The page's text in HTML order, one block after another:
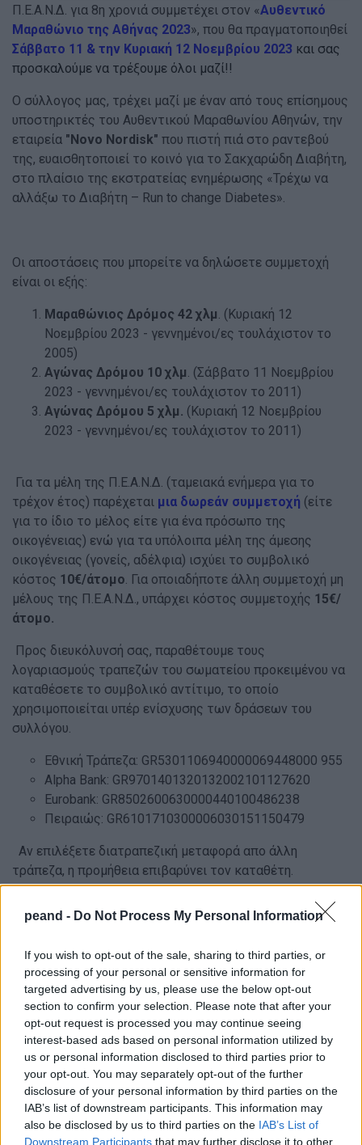
peand - Do Not Process My Personal Information
If you wish to opt-out of the sale, sharing to third parties, or
processing of your personal or sensitive information for
targeted advertising by us, please use the below opt-out
section to confirm your selection. Please note that after your
opt-out request is processed you may continue seeing
interest-based ads based on personal information utilized by
us or personal information disclosed to third parties prior to
your opt-out. You may separately opt-out of the further
disclosure of your personal information by third parties on the
IAB’s list of downstream participants. This information may
also be disclosed by us to third parties on the IAB’s List of
Downstream Participants that may further disclose it to other
Π.Ε.Α.Ν.Δ. για 8η χρονιά συμμετέχει στον «Αυθεντικό
Μαραθώνιο της Αθήνας 2023», που θα πραγματοποιηθεί
Σάββατο 11 & την Κυριακή 12 Νοεμβρίου 2023 και σας
προσκαλούμε να τρέξουμε όλοι μαζί!!
Ο σύλλογος μας, τρέχει μαζί με έναν από τους επίσημους
υποστηρικτές του Αυθεντικού Μαραθωνίου Αθηνών, την
εταιρεία "Novo Nordisk" που πιστή πιά στο ραντεβού
της, ευαισθητοποιεί το κοινό για το Σακχαρώδη Διαβήτη,
στο πλαίσιο της εκστρατείας ενημέρωσης «Τρέχω να
αλλάξω το Διαβήτη – Run to change Diabetes».
Οι αποστάσεις που μπορείτε να δηλώσετε συμμετοχή
είναι οι εξής:
Mαραθώνιος Δρόμος 42 χλμ. (Κυριακή 12
Νοεμβρίου 2023 - γεννημένοι/ες τουλάχιστον το
2005)
Αγώνας Δρόμου 10 χλμ. (Σάββατο 11 Νοεμβρίου
2023 - γεννημένοι/ες τουλάχιστον το 2011)
Αγώνας Δρόμου 5 χλμ. (Κυριακή 12 Νοεμβρίου
2023 - γεννημένοι/ες τουλάχιστον το 2011)
Για τα μέλη της Π.Ε.Α.Ν.Δ. (ταμειακά ενήμερα για το
τρέχον έτος) παρέχεται μια δωρεάν συμμετοχή (είτε
για το ίδιο το μέλος είτε για ένα πρόσωπο της
οικογένειας) ενώ για τα υπόλοιπα μέλη της άμεσης
οικογένειας (γονείς, αδέλφια) ισχύει το συμβολικό
κόστος 10€/άτομο. Για οποιαδήποτε άλλη συμμετοχή μη
μέλους της Π.Ε.Α.Ν.Δ., υπάρχει κόστος συμμετοχής 15€/
άτομο.
Προς διευκόλυνσή σας, παραθέτουμε τους
λογαριασμούς τραπεζών του σωματείου προκειμένου να
καταθέσετε το συμβολικό αντίτιμο, το οποίο
χρησιμοποιείται υπέρ ενίσχυσης των δράσεων του
συλλόγου.
Εθνική Τράπεζα: GR5301106940000069448000 955
Alpha Bank: GR9701401320132002101127620
Eurobank: GR8502600630000440100486238
Πειραιώς: GR6101710300006030151150479
Αν επιλέξετε διατραπεζική μεταφορά απο άλλη
τράπεζα, η προμήθεια επιβαρύνει τον καταθέτη.
ΟΝΟΜΑΤΕΠΩΝΥΜΟ του συμμετέχοντα για τον οποίο
Δηλώστε συμμετοχή στο info@peand.grμέχρι την
Πέμπτη 22 Ιουνίου 2023, αποστέλλοντας τα εξής
στοιχεία ανά συμμετοχή (ΟΛΑ ΚΕΦΑΛΑΙΑ):
1. Επίθετο(ΚΕΦΑΛΑΙΑ- ΜΕ ΛΑΤΙΝΙΚΟΥΣ ΧΑΡΑΚΤΗΡΕΣ )
2. Όνομα(ΚΕΦΑΛΑΙΑ- ΜΕ ΛΑΤΙΝΙΚΟΥΣ ΧΑΡΑΚΤΗΡΕΣ )